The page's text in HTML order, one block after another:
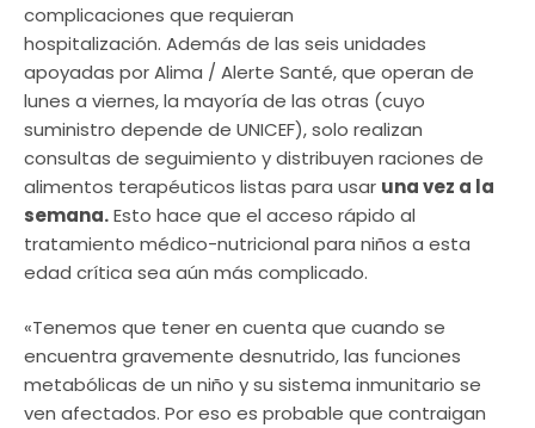
complicaciones que requieran
hospitalización. Además de las seis unidades
apoyadas por Alima / Alerte Santé, que operan de
lunes a viernes, la mayoría de las otras (cuyo
suministro depende de UNICEF), solo realizan
consultas de seguimiento y distribuyen raciones de
alimentos terapéuticos listas para usar una vez a la
semana.Esto hace que el acceso rápido al
tratamiento médico-nutricional para niños a esta
edad crítica sea aún más complicado.
«Tenemos que tener en cuenta que cuando se
encuentra gravemente desnutrido, las funciones
metabólicas de un niño y su sistema inmunitario se
ven afectados. Por eso es probable que contraigan